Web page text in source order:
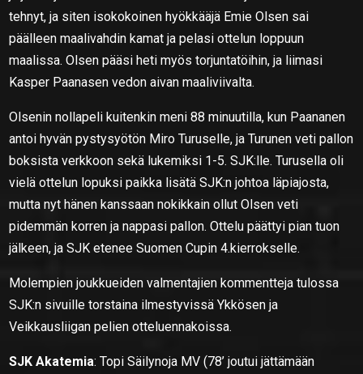
tehnyt, ja siten isokokoinen hyökkääjä Emie Olsen sai
päälleen maalivahdin kamat ja pelasi ottelun loppuun
maalissa. Olsen pääsi heti myös torjuntatöihin, ja liimasi
Kasper Paanasen vedon aivan maaliviivalta.
Olsenin nollapeli kuitenkin meni 88 minuutilla, kun Paananen
antoi hyvän pystysyötön Miro Turuselle, ja Turunen veti pallon
boksista verkkoon sekä lukemiksi 1-5. SJK:lle. Turusella oli
vielä ottelun lopuksi paikka lisätä SJK:n johtoa läpiajosta,
mutta nyt hänen kanssaan nokikkain ollut Olsen veti
pidemmän korren ja nappasi pallon. Ottelu päättyi pian tuon
jälkeen, ja SJK etenee Suomen Cupin 4.kierrokselle.
Molempien joukkueiden valmentajien kommentteja tulossa
SJK:n sivuille torstaina ilmestyvissä Ykkösen ja
Veikkausliigan pelien otteluennakoissa.
SJK Akatemia: Topi Säilynoja MV (78’ joutui jättämään